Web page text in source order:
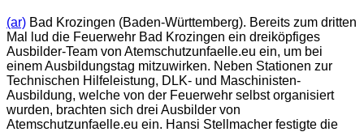
(ar) Bad Krozingen (Baden-Württemberg). Bereits zum dritten
Mal lud die Feuerwehr Bad Krozingen ein dreiköpfiges
Ausbilder-Team von Atemschutzunfaelle.eu ein, um bei
einem Ausbildungstag mitzuwirken. Neben Stationen zur
Technischen Hilfeleistung, DLK- und Maschinisten-
Ausbildung, welche von der Feuerwehr selbst organisiert
wurden, brachten sich drei Ausbilder von
Atemschutzunfaelle.eu ein. Hansi Stellmacher festigte die